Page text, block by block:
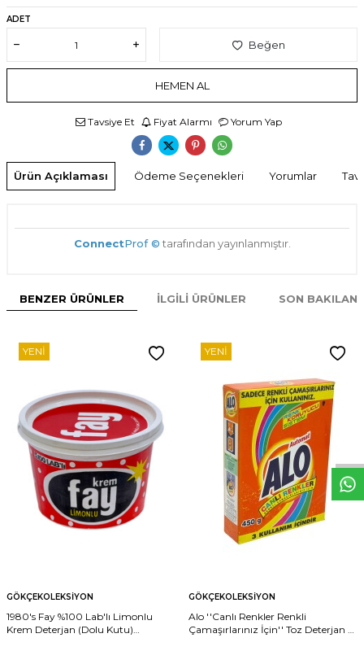
ADET
Beğen
HEMEN AL
Tavsiye Et Fiyat Alarmı Yorum Yap
Ürün Açıklaması Ödeme Seçenekleri Yorumlar
ConnectProf © tarafından yayınlanmıştır.
BENZER ÜRÜNLER İLGILI ÜRÜNLER SON
YENI
GÖKÇEKOLEKSIYON
1980's Fay %100 Lab'lı Limonlu
Krem Deterjan (Dolu Kutu)
YENI
GÖKÇEKOLEKSIYON
Alo ''Canlı Renkler Renkli
Çamaşırlarınız İçin'' Toz Deterjan -